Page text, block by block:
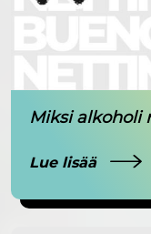
Miksi alkoholi
Lue lisää